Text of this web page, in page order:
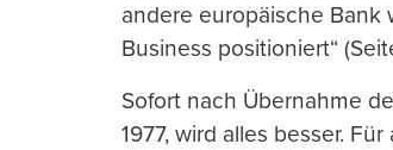
andere europäische Bank
Business positioniert“
Sofort nach Übernahme
1977, wird alles besser.